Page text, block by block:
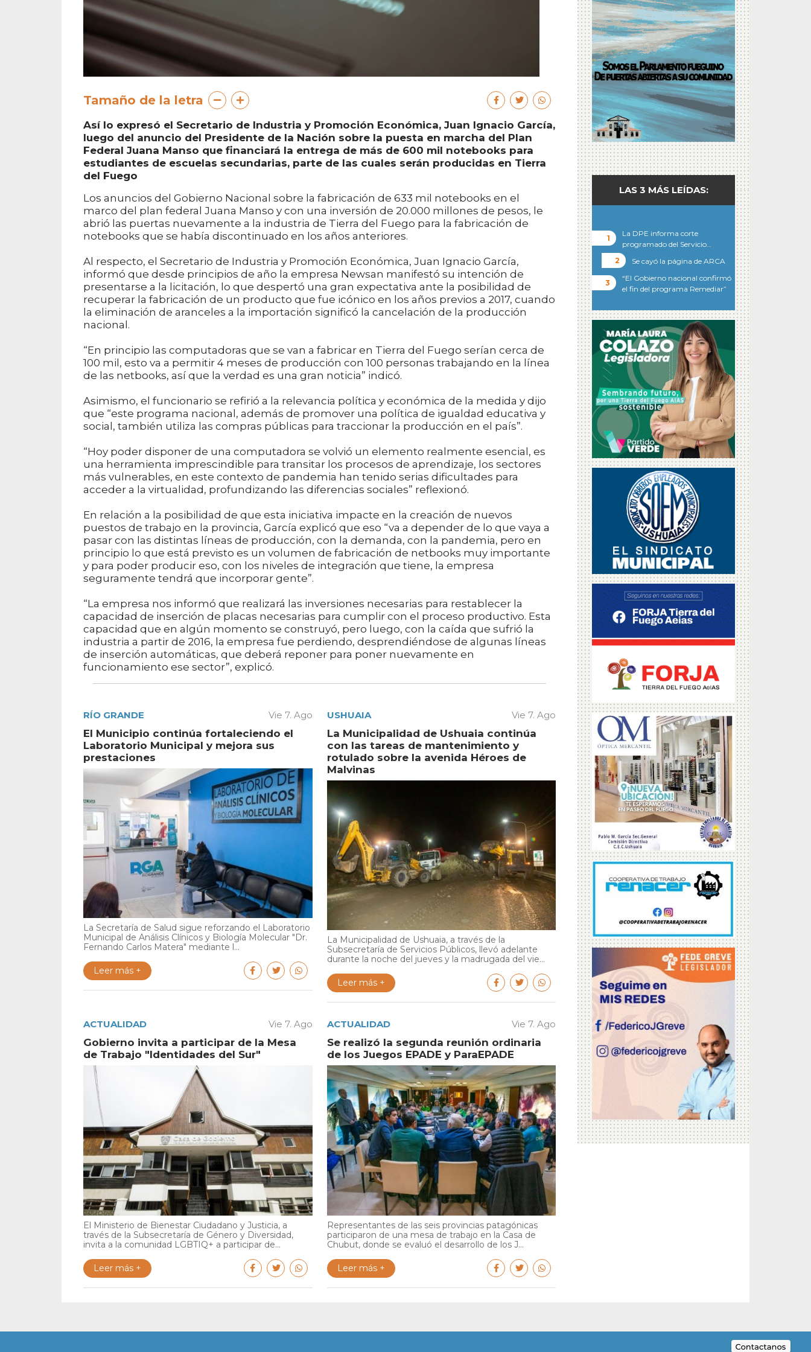
Tamaño de la letra
Así lo expresó el Secretario de Industria y Promoción Económica, Juan Ignacio García,
luego del anuncio del Presidente de la Nación sobre la puesta en marcha del Plan
Federal Juana Manso que financiará la entrega de más de 600 mil notebooks para
estudiantes de escuelas secundarias, parte de las cuales serán producidas en Tierra
del Fuego
Los anuncios del Gobierno Nacional sobre la fabricación de 633 mil notebooks en el
marco del plan federal Juana Manso y con una inversión de 20.000 millones de pesos, le
abrió las puertas nuevamente a la industria de Tierra del Fuego para la fabricación de
notebooks que se había discontinuado en los años anteriores.
Al respecto, el Secretario de Industria y Promoción Económica, Juan Ignacio García,
informó que desde principios de año la empresa Newsan manifestó su intención de
presentarse a la licitación, lo que despertó una gran expectativa ante la posibilidad de
recuperar la fabricación de un producto que fue icónico en los años previos a 2017, cuando
la eliminación de aranceles a la importación significó la cancelación de la producción
nacional.
“En principio las computadoras que se van a fabricar en Tierra del Fuego serían cerca de
100 mil, esto va a permitir 4 meses de producción con 100 personas trabajando en la línea
de las netbooks, así que la verdad es una gran noticia” indicó.
Asimismo, el funcionario se refirió a la relevancia política y económica de la medida y dijo
que “este programa nacional, además de promover una política de igualdad educativa y
social, también utiliza las compras públicas para traccionar la producción en el país”.
“Hoy poder disponer de una computadora se volvió un elemento realmente esencial, es
una herramienta imprescindible para transitar los procesos de aprendizaje, los sectores
más vulnerables, en este contexto de pandemia han tenido serias dificultades para
acceder a la virtualidad, profundizando las diferencias sociales” reflexionó.
En relación a la posibilidad de que esta iniciativa impacte en la creación de nuevos
puestos de trabajo en la provincia, García explicó que eso “va a depender de lo que vaya a
pasar con las distintas líneas de producción, con la demanda, con la pandemia, pero en
principio lo que está previsto es un volumen de fabricación de netbooks muy importante
y para poder producir eso, con los niveles de integración que tiene, la empresa
seguramente tendrá que incorporar gente”.
“La empresa nos informó que realizará las inversiones necesarias para restablecer la
capacidad de inserción de placas necesarias para cumplir con el proceso productivo. Esta
capacidad que en algún momento se construyó, pero luego, con la caída que sufrió la
industria a partir de 2016, la empresa fue perdiendo, desprendiéndose de algunas líneas
de inserción automáticas, que deberá reponer para poner nuevamente en
funcionamiento ese sector”, explicó.
RÍO GRANDE Vie 7. Ago
El Municipio continúa fortaleciendo el
Laboratorio Municipal y mejora sus
prestaciones
La Secretaría de Salud sigue reforzando el Laboratorio
Municipal de Análisis Clínicos y Biología Molecular "Dr.
Fernando Carlos Matera" mediante l...
Leer más +
USHUAIA Vie 7. Ago
La Municipalidad de Ushuaia continúa
con las tareas de mantenimiento y
rotulado sobre la avenida Héroes de
Malvinas
La Municipalidad de Ushuaia, a través de la
Subsecretaría de Servicios Públicos, llevó adelante
durante la noche del jueves y la madrugada del vie...
Leer más +
ACTUALIDAD Vie 7. Ago
Gobierno invita a participar de la Mesa
de Trabajo "Identidades del Sur"
El Ministerio de Bienestar Ciudadano y Justicia, a
través de la Subsecretaría de Género y Diversidad,
invita a la comunidad LGBTIQ+ a participar de...
Leer más +
ACTUALIDAD Vie 7. Ago
Se realizó la segunda reunión ordinaria
de los Juegos EPADE y ParaEPADE
Representantes de las seis provincias patagónicas
participaron de una mesa de trabajo en la Casa de
Chubut, donde se evaluó el desarrollo de los J...
Leer más +
LAS 3 MÁS LEÍDAS:
La DPE informa corte
programado del Servicio…
Se cayó la página de ARCA
“El Gobierno nacional confirmó
el fin del programa Remediar”